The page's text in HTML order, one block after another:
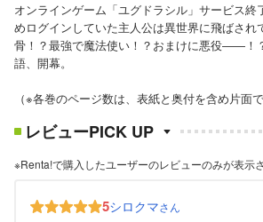
オンラインゲーム「ユグドラシル」サービス終
めログインしていた主人公は異世界に飛ばされ
骨！？最強で魔法使い！？おまけに悪役――！
語、開幕。
（※各巻のページ数は、表紙と奥付を含め片面
レビューPICK UP
※Renta!で購入したユーザーのレビューのみが表示
5シロクマさん